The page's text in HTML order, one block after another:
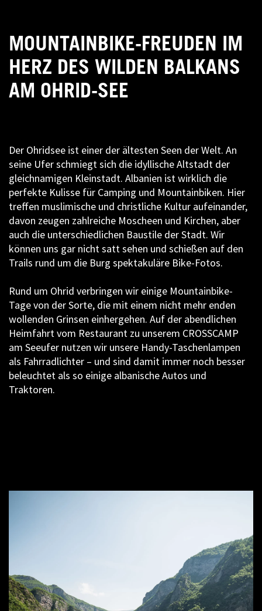
MOUNTAINBIKE-FREUDEN IM
HERZ DES WILDEN BALKANS
AM OHRID-SEE
Der Ohridsee ist einer der ältesten Seen der Welt. An
seine Ufer schmiegt sich die idyllische Altstadt der
gleichnamigen Kleinstadt. Albanien ist wirklich die
perfekte Kulisse für Camping und Mountainbiken. Hier
treffen muslimische und christliche Kultur aufeinander,
davon zeugen zahlreiche Moscheen und Kirchen, aber
auch die unterschiedlichen Baustile der Stadt. Wir
können uns gar nicht satt sehen und schießen auf den
Trails rund um die Burg spektakuläre Bike-Fotos.
Rund um Ohrid verbringen wir einige Mountainbike-
Tage von der Sorte, die mit einem nicht mehr enden
wollenden Grinsen einhergehen. Auf der abendlichen
Heimfahrt vom Restaurant zu unserem CROSSCAMP
am Seeufer nutzen wir unsere Handy-Taschenlampen
als Fahrradlichter – und sind damit immer noch besser
beleuchtet als so einige albanische Autos und
Traktoren.